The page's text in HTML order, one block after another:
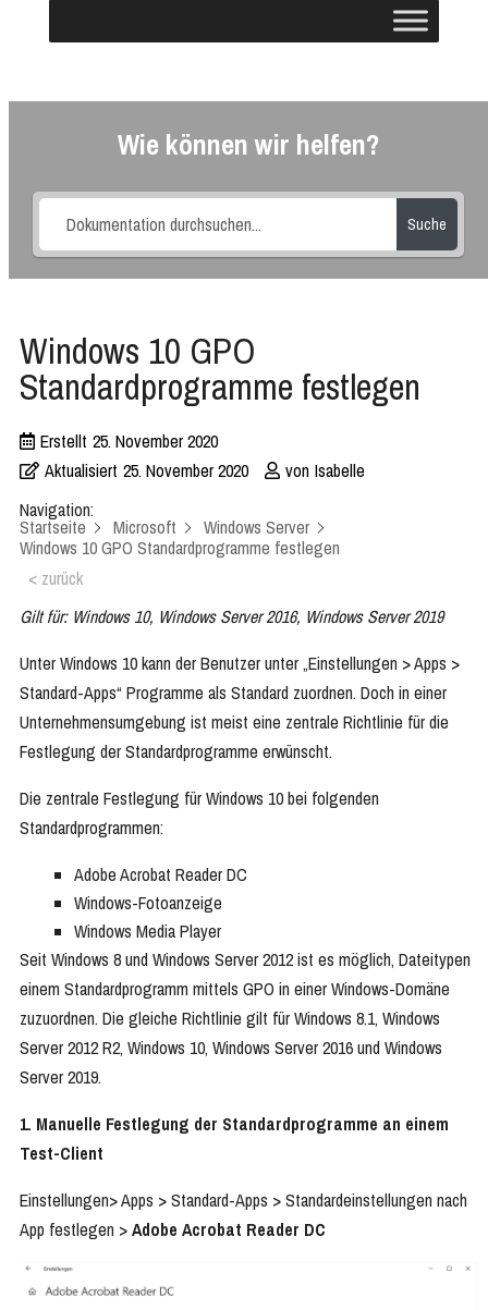
Wie können wir helfen?
Suche
Windows 10 GPO
Standardprogramme festlegen
Erstellt 25. November 2020
Aktualisiert 25. November 2020 von Isabelle
Navigation:
Startseite Microsoft
Windows Server
Windows 10 GPO Standardprogramme festlegen
< zurück
Gilt für: Windows 10, Windows Server 2016, Windows Server 2019
Unter Windows 10 kann der Benutzer unter „Einstellungen > Apps >
Standard-Apps“ Programme als Standard zuordnen. Doch in einer
Unternehmensumgebung ist meist eine zentrale Richtlinie für die
Festlegung der Standardprogramme erwünscht.
Die zentrale Festlegung für Windows 10 bei folgenden
Standardprogrammen:
Adobe Acrobat Reader DC
Windows-Fotoanzeige
Windows Media Player
Seit Windows 8 und Windows Server 2012 ist es möglich, Dateitypen
einem Standardprogramm mittels GPO in einer Windows-Domäne
zuzuordnen. Die gleiche Richtlinie gilt für Windows 8.1, Windows
Server 2012 R2, Windows 10, Windows Server 2016 und Windows
Server 2019.
1. Manuelle Festlegung der Standardprogramme an einem
Test-Client
Einstellungen> Apps > Standard-Apps > Standardeinstellungen nach
App festlegen >Adobe Acrobat Reader DC